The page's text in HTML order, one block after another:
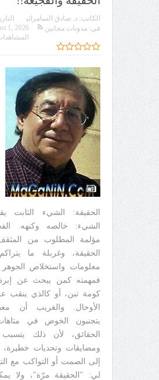
الكاتب: د. صادق السامرائي
1, 2026
في: مدونات مجانين
المشاهدات
الحقيقة: الشيء الثابت
الشيء: خالصه وكنهه.
مؤلمة المطلوب من
الحقيقة، وغربلة ما
معلومات واستخلاص الجوهر
فمهمته كمن يبحث عن
كومة تبن، أو كالذي ينقب
الأوحال. والغريب أن
يتجنبون الخوض في
الحقائق، لأن ذلك
ومضايقات وتحديات خطيرة،
إلى الصمت أو التواكب مع
لي: "الحقيقة مرّة"، ولا